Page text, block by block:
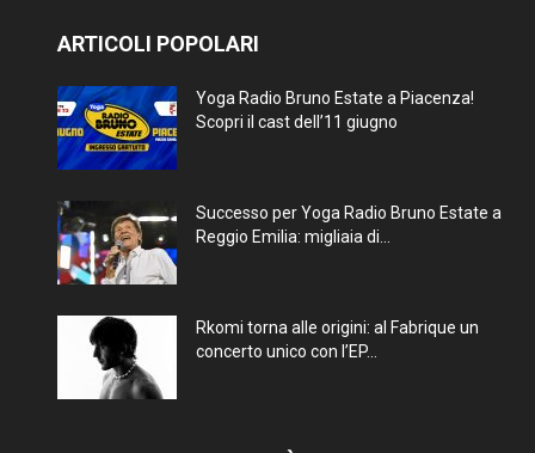
ARTICOLI POPOLARI
Yoga Radio Bruno Estate a Piacenza!
Scopri il cast dell’11 giugno
Successo per Yoga Radio Bruno Estate a
Reggio Emilia: migliaia di...
Rkomi torna alle origini: al Fabrique un
concerto unico con l’EP...